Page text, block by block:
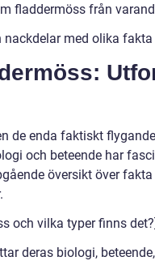
fladdermöss från
med olika
de enda faktiskt
och beteende har
översikt över
och vilka typer finns
deras biologi,